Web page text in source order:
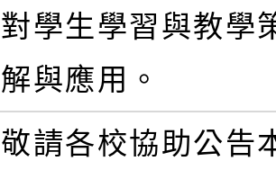
對學生學習與教學
解與應用。
敬請各校協助公告